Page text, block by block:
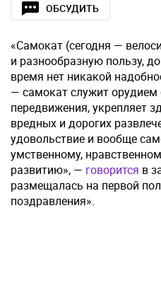
ОБСУДИТЬ
«Самокат (сегодня —
и разнообразную пользу,
время нет никакой
— самокат служит орудием
передвижения, укрепляет
вредных и дорогих
удовольствие и вообще
умственному,
развитию», — говорится в
размещалась на первой
поздравления».